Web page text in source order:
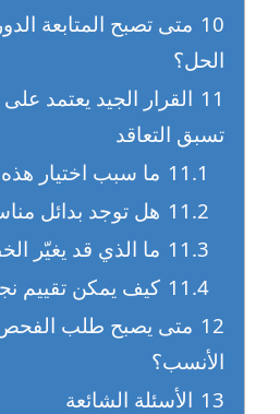
10 متى تصبح المتابعة
الحل؟
11 القرار الجيد يعتمد على
تسبق التعاقد
11.1 ما سبب اختيار هذه
11.2 هل توجد بدائل
11.3 ما الذي قد يغيّر
11.4 كيف يمكن تقييم
12 متى يصبح طلب الفحص
الأنسب؟
13 الأسئلة الشائعة